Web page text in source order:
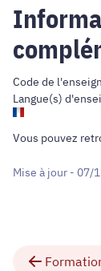
Code de
Langue(s)
Vous pouvez
Mise à jour - 07/